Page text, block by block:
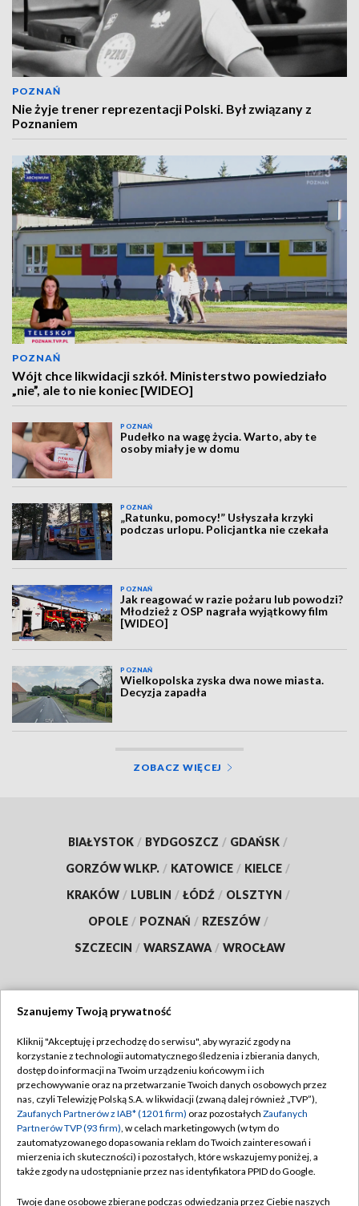
POZNAŃ
Nie żyje trener reprezentacji Polski. Był związany z
Poznaniem
POZNAŃ
Wójt chce likwidacji szkół. Ministerstwo powiedziało
„nie”, ale to nie koniec [WIDEO]
POZNAŃ
Pudełko na wagę życia. Warto, aby te
osoby miały je w domu
POZNAŃ
„Ratunku, pomocy!” Usłyszała krzyki
podczas urlopu. Policjantka nie czekała
POZNAŃ
Jak reagować w razie pożaru lub powodzi?
Młodzież z OSP nagrała wyjątkowy film
[WIDEO]
POZNAŃ
Wielkopolska zyska dwa nowe miasta.
Decyzja zapadła
ZOBACZ WIĘCEJ
BIAŁYSTOK / BYDGOSZCZ / GDAŃSK /
GORZÓW WLKP. / KATOWICE / KIELCE /
KRAKÓW / LUBLIN / ŁÓDŹ / OLSZTYN /
OPOLE / POZNAŃ / RZESZÓW /
SZCZECIN / WARSZAWA / WROCŁAW
TVP
Abonament TVP
Emisja w TVP
Centrum informacji TVP
Naziemna Telewizja Cyfrowa
Regulamin TVP
Polityka prywatności
Moje zgody
Pomoc
Szanujemy Twoją prywatność
Kliknij "Akceptuję i przechodzę do serwisu", aby wyrazić zgody na
korzystanie z technologii automatycznego śledzenia i zbierania danych,
dostęp do informacji na Twoim urządzeniu końcowym i ich
przechowywanie oraz na przetwarzanie Twoich danych osobowych przez
nas, czyli Telewizję Polską S.A. w likwidacji (zwaną dalej również „TVP”),
Zaufanych Partnerów z IAB* (1201 firm) oraz pozostałych Zaufanych
Partnerów TVP (93 firm), w celach marketingowych (w tym do
zautomatyzowanego dopasowania reklam do Twoich zainteresowań i
mierzenia ich skuteczności) i pozostałych, które wskazujemy poniżej, a
także zgody na udostępnianie przez nas identyfikatora PPID do Google.
Twoje dane osobowe zbierane podczas odwiedzania przez Ciebie naszych